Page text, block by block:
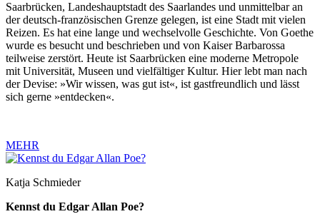
Saarbrücken, Landeshauptstadt des Saarlandes und unmittelbar an
der deutsch-französischen Grenze gelegen, ist eine Stadt mit vielen
Reizen. Es hat eine lange und wechselvolle Geschichte. Von Goethe
wurde es besucht und beschrieben und von Kaiser Barbarossa
teilweise zerstört. Heute ist Saarbrücken eine moderne Metropole
mit Universität, Museen und vielfältiger Kultur. Hier lebt man nach
der Devise: »Wir wissen, was gut ist«, ist gastfreundlich und lässt
sich gerne »entdecken«.
MEHR
Katja Schmieder
Kennst du Edgar Allan Poe?